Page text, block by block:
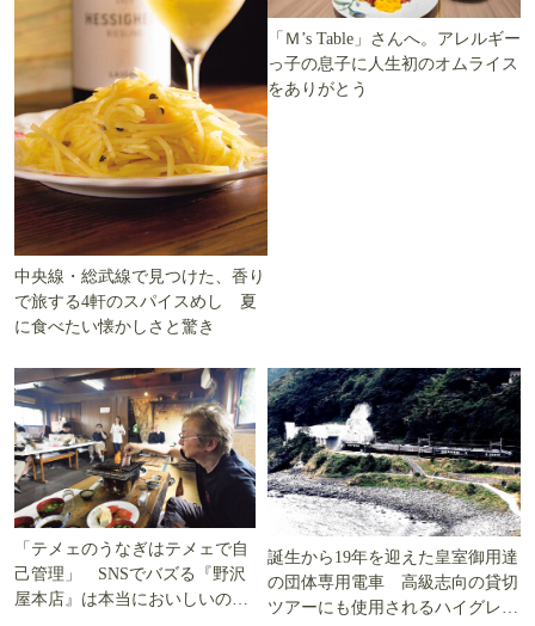
中央線・総武線で見つけた、香り
で旅する4軒のスパイスめし 夏
に食べたい懐かしさと驚き
「Ｍ’s Table」さんへ。アレルギー
っ子の息子に人生初のオムライス
をありがとう
「テメェのうなぎはテメェで自
己管理」 SNSでバズる『野沢
屋本店』は本当においしいの
誕生から19年を迎えた皇室御用達
の団体専用電車 高級志向の貸切
ツアーにも使用されるハイグレー